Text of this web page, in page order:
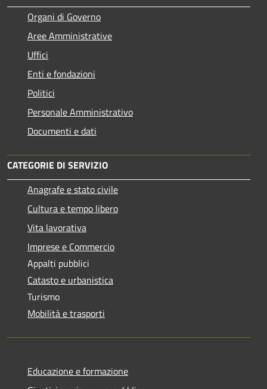
Organi di Governo
Aree Amministrative
Uffici
Enti e fondazioni
Politici
Personale Amministrativo
Documenti e dati
CATEGORIE DI SERVIZIO
Anagrafe e stato civile
Cultura e tempo libero
Vita lavorativa
Imprese e Commercio
Appalti pubblici
Catasto e urbanistica
Turismo
Mobilità e trasporti
Educazione e formazione